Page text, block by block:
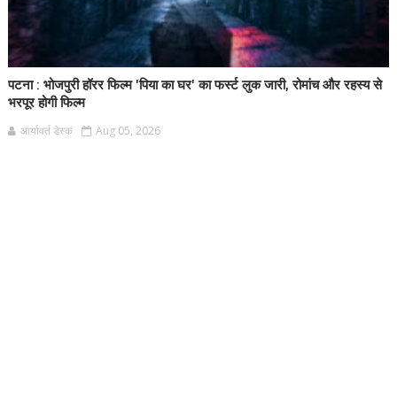
पटना : भोजपुरी हॉरर फिल्म 'पिया का घर' का फर्स्ट लुक जारी, रोमांच और रहस्य से
भरपूर होगी फिल्म
आर्यावर्त डेस्क Aug 05, 2026